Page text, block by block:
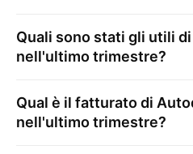
Quali sono stati gli utili di
nell'ultimo trimestre?
Qual è il fatturato di
nell'ultimo trimestre?